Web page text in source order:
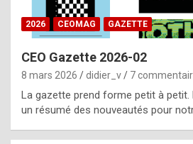
b
y
g
e
n
u
2026 CEOMAG GAZETTE
CEO Gazette 2026-02
8 mars 2026 didier_v 7
La gazette prend forme petit à petit.
un résumé des nouveautés pour